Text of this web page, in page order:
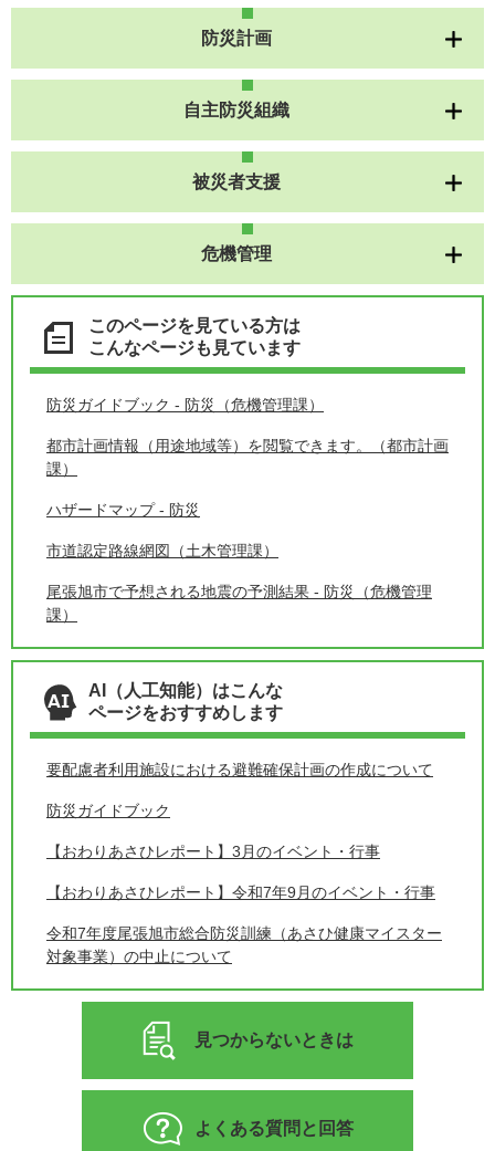
防災計画
自主防災組織
被災者支援
危機管理
このページを見ている方は
こんなページも見ています
防災ガイドブック - 防災（危機管理課）
都市計画情報（用途地域等）を閲覧できます。（都市計画
課）
ハザードマップ - 防災
市道認定路線網図（土木管理課）
尾張旭市で予想される地震の予測結果 - 防災（危機管理
課）
AI（人工知能）はこんな
ページをおすすめします
要配慮者利用施設における避難確保計画の作成について
防災ガイドブック
【おわりあさひレポート】3月のイベント・行事
【おわりあさひレポート】令和7年9月のイベント・行事
令和7年度尾張旭市総合防災訓練（あさひ健康マイスター
対象事業）の中止について
見つからないときは
よくある質問と回答